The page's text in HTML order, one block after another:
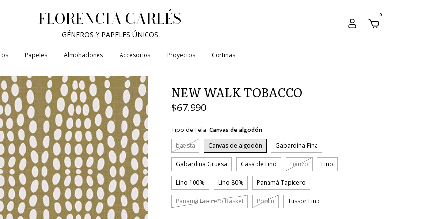
FLORENCIA CARLÉS
GÉNEROS Y PAPELES ÚNICOS
0
Papeles Almohadones Accesorios Proyectos Cortinas
NEW WALK TOBACCO
$67.990
Tipo de Tela: Canvas de algodón
batista
Canvas de algodón Gabardina Fina
Gabardina Gruesa Gasa de Lino Lienzo Lino
Lino 100% Lino 80% Panamá Tapicero
Panamá tapicero Basket Poplin Tussor Fino